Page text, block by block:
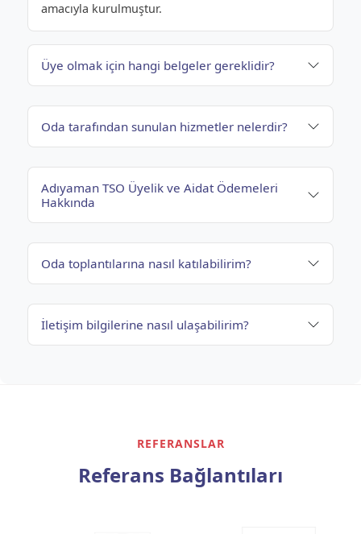
amacıyla kurulmuştur.
Üye olmak için hangi belgeler gereklidir?
Oda tarafından sunulan hizmetler nelerdir?
Adıyaman TSO Üyelik ve Aidat Ödemeleri
Hakkında
Oda toplantılarına nasıl katılabilirim?
İletişim bilgilerine nasıl ulaşabilirim?
REFERANSLAR
Referans Bağlantıları